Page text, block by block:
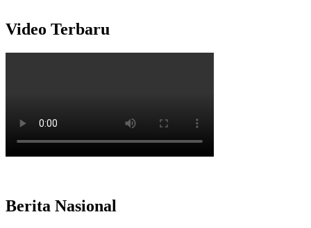
Video Terbaru
Berita Nasional